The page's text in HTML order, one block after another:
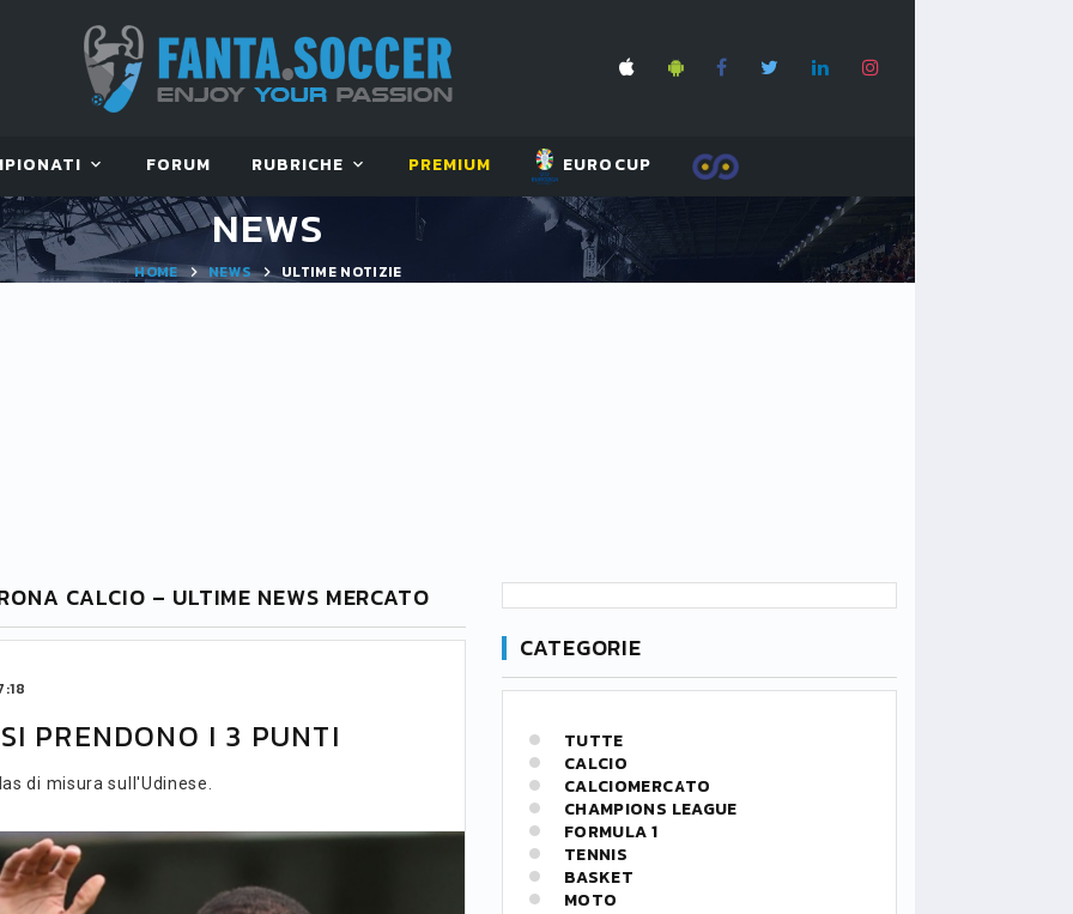
FORUM RUBRICHE PREMIUM EUROCUP
NEWS
HOME NEWS ULTIME NOTIZIE
CALCIO – ULTIME NEWS MERCATO
PRENDONO I 3 PUNTI
di misura sull'Udinese.
CATEGORIE
TUTTE
CALCIO
CALCIOMERCATO
CHAMPIONS LEAGUE
FORMULA 1
TENNIS
BASKET
MOTO